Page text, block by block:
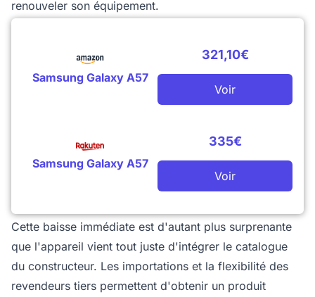
renouveler son équipement.
Samsung Galaxy A57
321,10€
Voir
Samsung Galaxy A57
335€
Voir
Cette baisse immédiate est d'autant plus surprenante
que l'appareil vient tout juste d'intégrer le catalogue
du constructeur. Les importations et la flexibilité des
revendeurs tiers permettent d'obtenir un produit